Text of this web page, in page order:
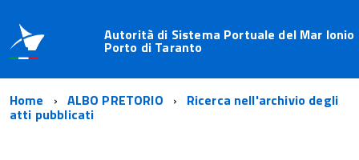
Autorità di Sistema Portuale del Mar Ionio
Porto di Taranto
Home ALBO PRETORIO Ricerca nell'archivio degli
atti pubblicati